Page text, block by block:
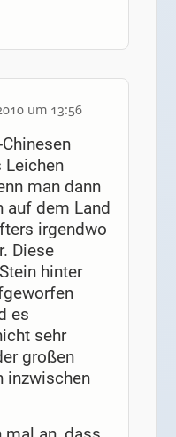
um 13:56
Leichen
man dann
auf dem Land
irgendwo
Diese
hinter
es
sehr
großen
inzwischen